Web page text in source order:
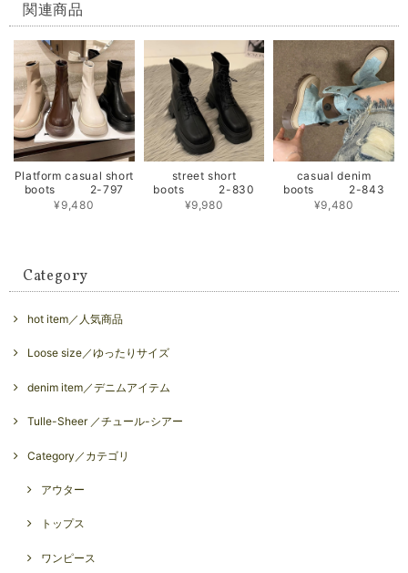
関連商品
Platform casual short
boots 2-797
¥9,480
street short
boots 2-830
¥9,980
casual denim
boots 2-843
¥9,480
Category
hot item／人気商品
Loose size／ゆったりサイズ
denim item／デニムアイテム
Tulle-Sheer ／チュール-シアー
Category／カテゴリ
アウター
トップス
ワンピース